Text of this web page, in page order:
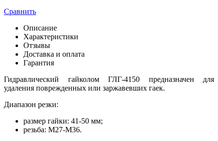
Сравнить
Описание
Характеристики
Отзывы
Доставка и оплата
Гарантия
Гидравлический гайколом ГЛГ-4150 предназначен для
удаления поврежденных или заржавевших гаек.
Диапазон резки:
размер гайки: 41-50 мм;
резьба: М27-М36.